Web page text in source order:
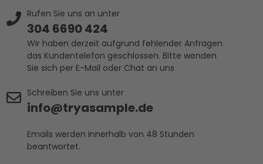
Rufen Sie uns an unter
304 6690 424
Wir haben derzeit aufgrund fehlender Anfragen
das Kundentelefon geschlossen. Bitte wenden
Sie sich per E-Mail oder Chat an uns
Schreiben Sie uns unter
info@tryasample.de
Emails werden innerhalb von 48 Stunden
beantwortet.